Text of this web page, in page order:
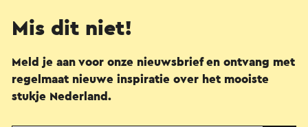
Mis dit niet!
Meld je aan voor onze nieuwsbrief en ontvang met
regelmaat nieuwe inspiratie over het mooiste
stukje Nederland.